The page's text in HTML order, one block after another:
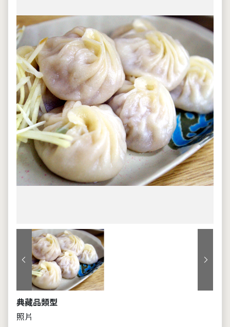
上一張 下一張
典藏品類型
照片